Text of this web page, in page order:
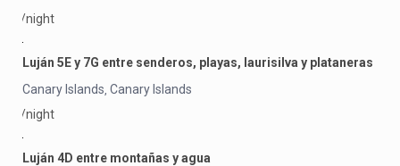
/night
Luján 5E y 7G entre senderos, playas, laurisilva y plataneras
Canary Islands, Canary Islands
/night
Luján 4D entre montañas y agua